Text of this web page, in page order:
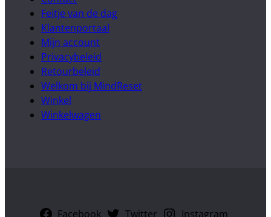
Feitje van de dag
Klantenportaal
Mijn account
Privacybeleid
Retourbeleid
Welkom bij MindReset
Winkel
Winkelwagen
Facebook Twitter Instagram